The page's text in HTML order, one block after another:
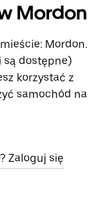
Mordon
Mordon.
są dostępne)
korzystać z
samochód na
Zaloguj się